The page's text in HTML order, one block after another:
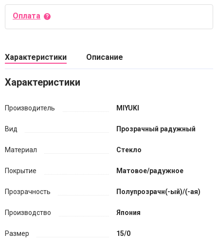
Оплата
Характеристики Описание
Характеристики
Производитель MIYUKI
Вид Прозрачный радужный
Материал Стекло
Покрытие Матовое/радужное
Прозрачность Полупрозрачн(-ый)/(-ая)
Производство Япония
Размер 15/0